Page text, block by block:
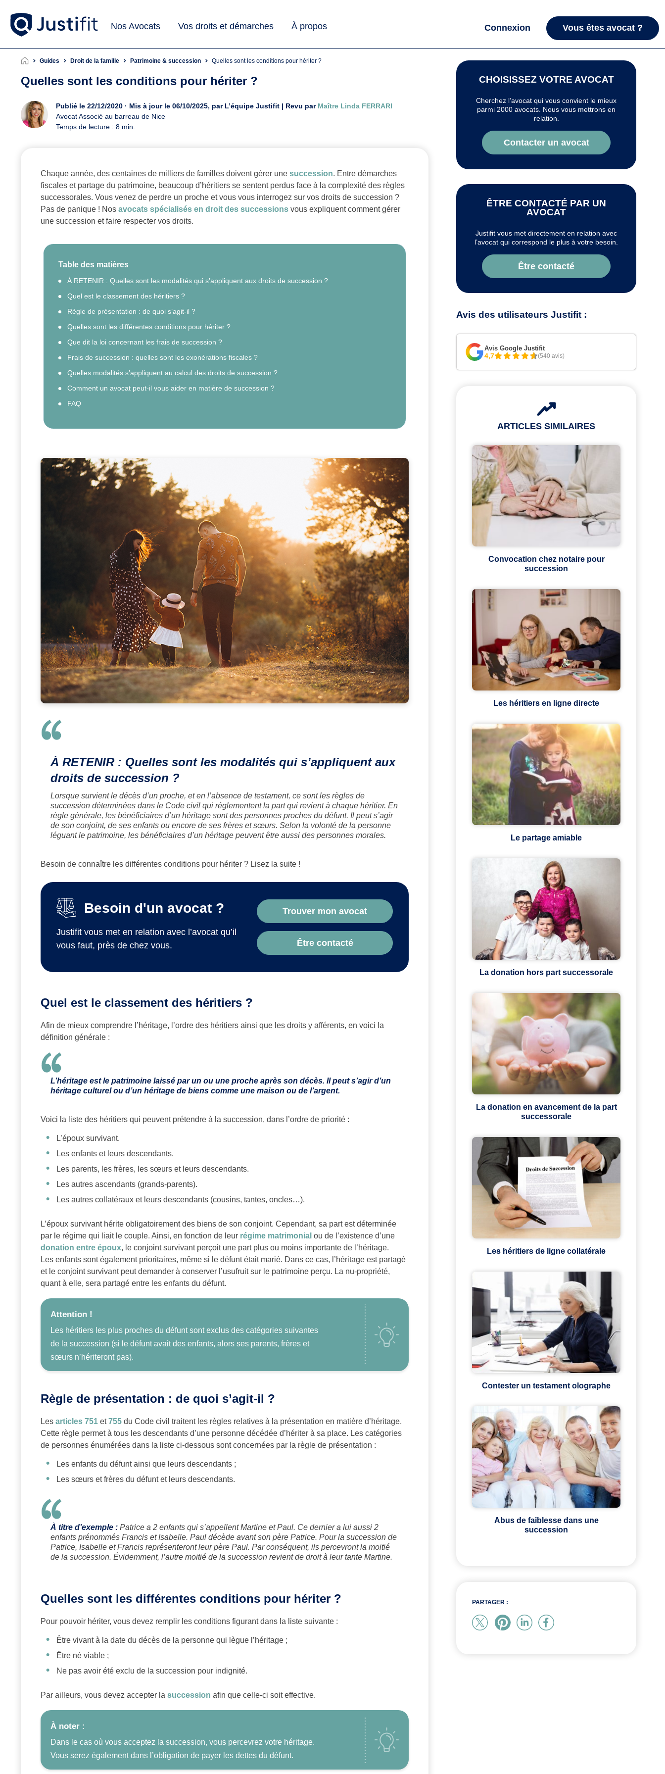
Nos Avocats Vos droits et démarches À propos Connexion Vous êtes avocat ?
Guides Droit de la famille Patrimoine & succession Quelles sont les conditions pour hériter ?
Quelles sont les conditions pour hériter ?
Publié le 22/12/2020 · Mis à jour le 06/10/2025, par L’équipe Justifit | Revu par Maître Linda FERRARI
Avocat Associé au barreau de Nice
Temps de lecture : 8 min.
Chaque année, des centaines de milliers de familles doivent gérer une succession. Entre démarches
fiscales et partage du patrimoine, beaucoup d’héritiers se sentent perdus face à la complexité des règles
successorales. Vous venez de perdre un proche et vous vous interrogez sur vos droits de succession ?
Pas de panique ! Nos avocats spécialisés en droit des successions vous expliquent comment gérer
une succession et faire respecter vos droits.
Table des matières
À RETENIR : Quelles sont les modalités qui s’appliquent aux droits de succession ?
Quel est le classement des héritiers ?
Règle de présentation : de quoi s’agit-il ?
Quelles sont les différentes conditions pour hériter ?
Que dit la loi concernant les frais de succession ?
Frais de succession : quelles sont les exonérations fiscales ?
Quelles modalités s’appliquent au calcul des droits de succession ?
Comment un avocat peut-il vous aider en matière de succession ?
FAQ
À RETENIR : Quelles sont les modalités qui s’appliquent aux
droits de succession ?
Lorsque survient le décès d’un proche, et en l’absence de testament, ce sont les règles de
succession déterminées dans le Code civil qui réglementent la part qui revient à chaque héritier. En
règle générale, les bénéficiaires d’un héritage sont des personnes proches du défunt. Il peut s’agir
de son conjoint, de ses enfants ou encore de ses frères et sœurs. Selon la volonté de la personne
léguant le patrimoine, les bénéficiaires d’un héritage peuvent être aussi des personnes morales.
Besoin de connaître les différentes conditions pour hériter ? Lisez la suite !
Besoin d'un avocat ?
Justifit vous met en relation avec l’avocat qu’il
vous faut, près de chez vous.
Trouver mon avocat
Être contacté
Quel est le classement des héritiers ?
Afin de mieux comprendre l’héritage, l’ordre des héritiers ainsi que les droits y afférents, en voici la
définition générale :
L’héritage est le patrimoine laissé par un ou une proche après son décès. Il peut s’agir d’un
héritage culturel ou d’un héritage de biens comme une maison ou de l’argent.
Voici la liste des héritiers qui peuvent prétendre à la succession, dans l’ordre de priorité :
L’époux survivant.
Les enfants et leurs descendants.
Les parents, les frères, les sœurs et leurs descendants.
Les autres ascendants (grands-parents).
Les autres collatéraux et leurs descendants (cousins, tantes, oncles…).
L’époux survivant hérite obligatoirement des biens de son conjoint. Cependant, sa part est déterminée
par le régime qui liait le couple. Ainsi, en fonction de leur régime matrimonial ou de l’existence d’une
donation entre époux, le conjoint survivant perçoit une part plus ou moins importante de l’héritage.
Les enfants sont également prioritaires, même si le défunt était marié. Dans ce cas, l’héritage est partagé
et le conjoint survivant peut demander à conserver l’usufruit sur le patrimoine perçu. La nu-propriété,
quant à elle, sera partagé entre les enfants du défunt.
Attention !
Les héritiers les plus proches du défunt sont exclus des catégories suivantes
de la succession (si le défunt avait des enfants, alors ses parents, frères et
sœurs n’hériteront pas).
Règle de présentation : de quoi s’agit-il ?
Les articles 751 et755 du Code civil traitent les règles relatives à la présentation en matière d’héritage.
Cette règle permet à tous les descendants d’une personne décédée d’hériter à sa place. Les catégories
de personnes énumérées dans la liste ci-dessous sont concernées par la règle de présentation :
Les enfants du défunt ainsi que leurs descendants ;
Les sœurs et frères du défunt et leurs descendants.
À titre d’exemple : Patrice a 2 enfants qui s’appellent Martine et Paul. Ce dernier a lui aussi 2
enfants prénommés Francis et Isabelle. Paul décède avant son père Patrice. Pour la succession de
Patrice, Isabelle et Francis représenteront leur père Paul. Par conséquent, ils percevront la moitié
de la succession. Évidemment, l’autre moitié de la succession revient de droit à leur tante Martine.
Quelles sont les différentes conditions pour hériter ?
Pour pouvoir hériter, vous devez remplir les conditions figurant dans la liste suivante :
Être vivant à la date du décès de la personne qui lègue l’héritage ;
Être né viable ;
Ne pas avoir été exclu de la succession pour indignité.
Par ailleurs, vous devez accepter la succession afin que celle-ci soit effective.
À noter :
Dans le cas où vous acceptez la succession, vous percevrez votre héritage.
Vous serez également dans l’obligation de payer les dettes du défunt.
CHOISISSEZ VOTRE AVOCAT
Cherchez l’avocat qui vous convient le mieux
parmi 2000 avocats. Nous vous mettrons en
relation.
Contacter un avocat
ÊTRE CONTACTÉ PAR UN
AVOCAT
Justifit vous met directement en relation avec
l’avocat qui correspond le plus à votre besoin.
Être contacté
Avis des utilisateurs Justifit :
Avis Google Justifit
4,7 (540 avis)
ARTICLES SIMILAIRES
Convocation chez notaire pour
succession
Les héritiers en ligne directe
Le partage amiable
La donation hors part successorale
La donation en avancement de la part
successorale
Les héritiers de ligne collatérale
Contester un testament olographe
Abus de faiblesse dans une
succession
PARTAGER :